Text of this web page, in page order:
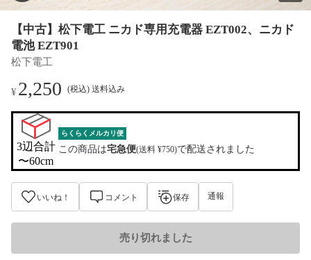
【中古】松下電工 ニカド専用充電器 EZT002、ニカド
電池 EZT901
松下電工
¥2,250 (税込) 送料込み
3辺合計
〜60cm
らくらくメルカリ便
この商品は宅急便(送料 ¥750)で配送されました
いいね！ コメント 保存 通報
売り切れました